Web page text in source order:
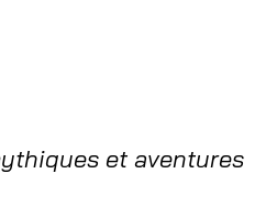
et aventures